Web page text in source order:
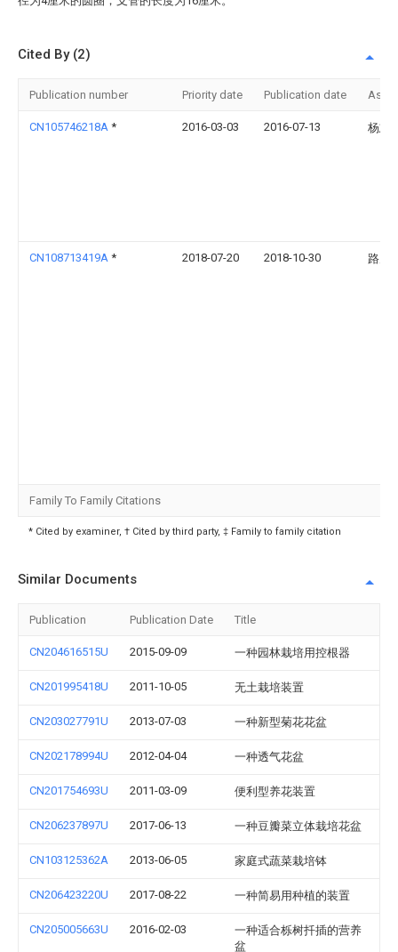
Cited By (2)
Publication number Priority date Publication date
CN105746218A * 2016-03-03 2016-07-13 杨志
CN108713419A * 2018-07-20 2018-10-30 路乃
Family To Family Citations
* Cited by examiner, † Cited by third party, ‡ Family to family citation
Similar Documents
Publication Publication Date Title
CN204616515U 2015-09-09 一种园林栽培用控根器
CN201995418U 2011-10-05 无土栽培装置
CN203027791U 2013-07-03 一种新型菊花花盆
CN202178994U 2012-04-04 一种透气花盆
CN201754693U 2011-03-09 便利型养花装置
CN206237897U 2017-06-13 一种豆瓣菜立体栽培花盆
CN103125362A 2013-06-05 家庭式蔬菜栽培钵
CN206423220U 2017-08-22 一种简易用种植的装置
CN205005663U 2016-02-03
一种适合栎树扦插的营养
盆